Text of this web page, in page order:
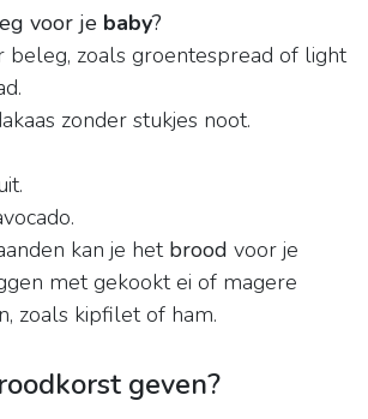
voor je baby?
beleg, zoals groentespread of light
zonder stukjes noot.
kan je het brood voor je
met gekookt ei of magere
zoals kipfilet of ham.
geven?